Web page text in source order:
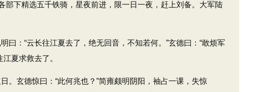
部下精选五千铁骑，星夜前进，限一日一夜，赶上刘备。大军陆
：“云长往江夏去了，绝无回音，不知若何。”玄德曰：“敢烦军
夏求救去了。
玄德惊曰：“此何兆也？”简雍颇明阴阳，袖占一课，失惊